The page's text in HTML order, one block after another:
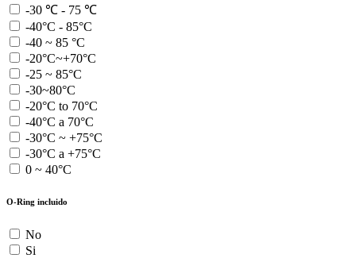
-30 ℃ - 75 ℃
-40°C - 85°C
-40 ~ 85 °C
-20°C~+70°C
-25 ~ 85°C
-30~80°C
-20°C to 70°C
-40°C a 70°C
-30°C ~ +75°C
-30°C a +75°C
0 ~ 40°C
O-Ring incluido
No
Si